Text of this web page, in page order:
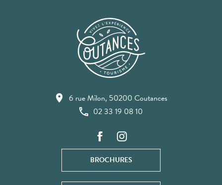
6 rue Milon, 50200 Coutances
02 33 19 08 10
BROCHURES